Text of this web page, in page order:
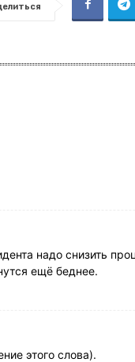
надо снизить
ещё беднее.
этого слова).